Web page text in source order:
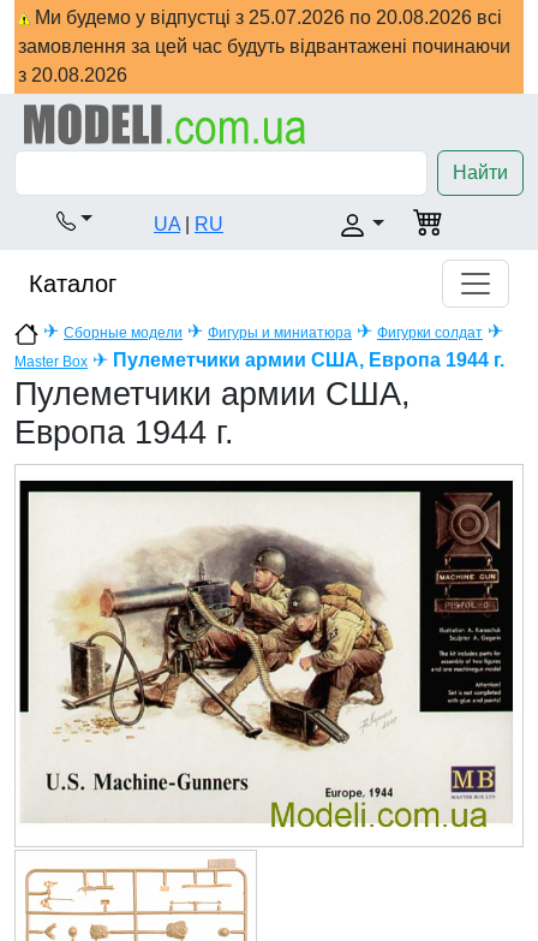
Ми будемо у відпустці з 25.07.2026 по 20.08.2026 всі
замовлення за цей час будуть відвантажені починаючи
з 20.08.2026
Найти
UA RU
Каталог
✈ Сборные модели ✈ Фигуры и миниатюра ✈ Фигурки солдат ✈
Master Box ✈ Пулеметчики армии США, Европа 1944 г.
Пулеметчики армии США,
Европа 1944 г.